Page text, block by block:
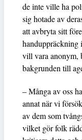
de inte ville ha
sig hotade av
att avbryta sitt
handuppräckning
vill vara anonym,
bakgrunden till
– Många av oss
annat när vi
av dem som
vilket gör folk